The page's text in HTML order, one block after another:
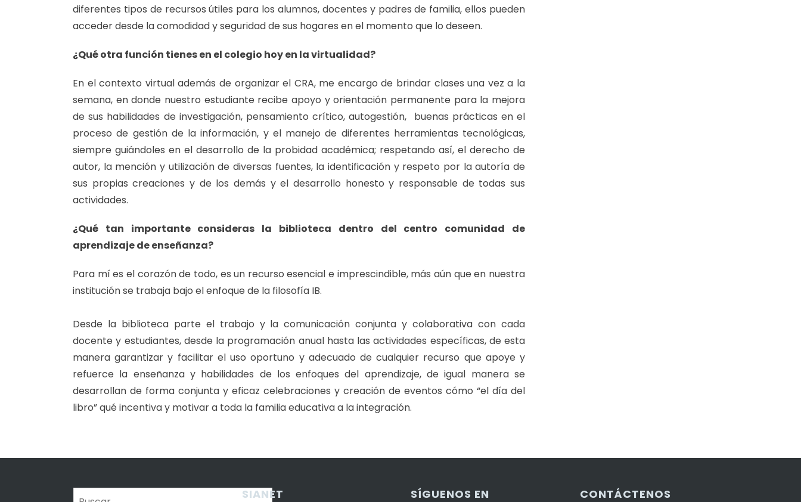
diferentes tipos de recursos útiles para los alumnos, docentes y padres de familia, ellos pueden
acceder desde la comodidad y seguridad de sus hogares en el momento que lo deseen.
¿Qué otra función tienes en el colegio hoy en la virtualidad?
En el contexto virtual además de organizar el CRA, me encargo de brindar clases una vez a la
semana, en donde nuestro estudiante recibe apoyo y orientación permanente para la mejora
de sus habilidades de investigación, pensamiento crítico, autogestión, buenas prácticas en el
proceso de gestión de la información, y el manejo de diferentes herramientas tecnológicas,
siempre guiándoles en el desarrollo de la probidad académica; respetando así, el derecho de
autor, la mención y utilización de diversas fuentes, la identificación y respeto por la autoría de
sus propias creaciones y de los demás y el desarrollo honesto y responsable de todas sus
actividades.
¿Qué tan importante consideras la biblioteca dentro del centro comunidad de
aprendizaje de enseñanza?
Para mí es el corazón de todo, es un recurso esencial e imprescindible, más aún que en nuestra
institución se trabaja bajo el enfoque de la filosofía IB.
Desde la biblioteca parte el trabajo y la comunicación conjunta y colaborativa con cada
docente y estudiantes, desde la programación anual hasta las actividades específicas, de esta
manera garantizar y facilitar el uso oportuno y adecuado de cualquier recurso que apoye y
refuerce la enseñanza y habilidades de los enfoques del aprendizaje, de igual manera se
desarrollan de forma conjunta y eficaz celebraciones y creación de eventos cómo “el día del
libro” qué incentiva y motivar a toda la familia educativa a la integración.
SIANET SÍGUENOS EN CONTÁCTENOS